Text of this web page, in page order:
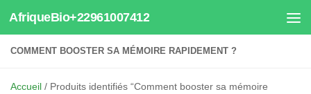
Au dessous du contenu
AfriqueBio+22961007412
COMMENT BOOSTER SA MÉMOIRE RAPIDEMENT ?
Accueil / Produits identifiés “Comment booster sa mémoire